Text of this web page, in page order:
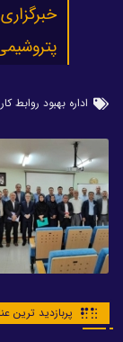
اداره بهبود روابط
پربازدید ترین